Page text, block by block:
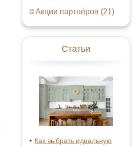
Акции партнёров (21)
Статьи
Как выбрать идеальную